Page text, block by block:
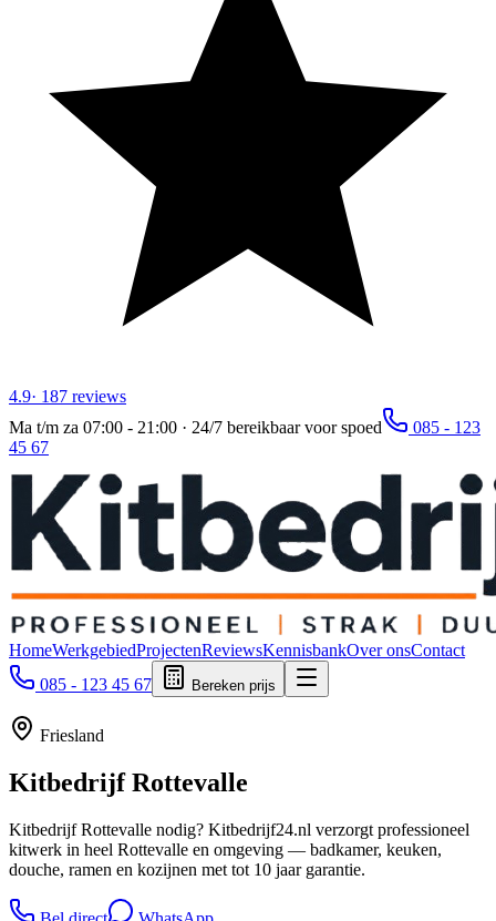
4.9· 187 reviews
Ma t/m za 07:00 - 21:00 · 24/7 bereikbaar voor spoed
085 - 123
45 67
HomeWerkgebiedProjectenReviewsKennisbankOver onsContact
085 - 123 45 67
Bereken prijs
Friesland
KitbedrijfRottevalle
Kitbedrijf Rottevalle nodig? Kitbedrijf24.nl verzorgt professioneel
kitwerk in heel Rottevalle en omgeving — badkamer, keuken,
douche, ramen en kozijnen met tot 10 jaar garantie.